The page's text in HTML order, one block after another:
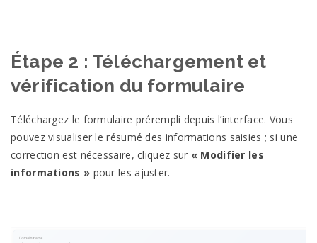
Étape 2 : Téléchargement et
vérification du formulaire
Téléchargez le formulaire prérempli depuis l’interface. Vous
pouvez visualiser le résumé des informations saisies ; si une
correction est nécessaire, cliquez sur « Modifier les
informations » pour les ajuster.